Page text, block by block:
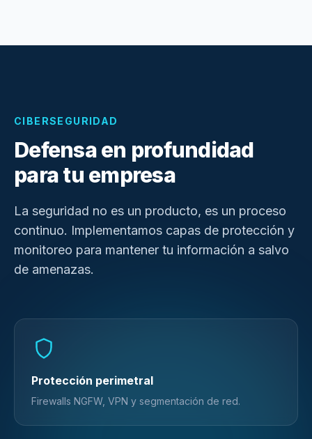
CIBERSEGURIDAD
Defensa en profundidad
para tu empresa
La seguridad no es un producto, es un proceso
continuo. Implementamos capas de protección y
monitoreo para mantener tu información a salvo
de amenazas.
Protección perimetral
Firewalls NGFW, VPN y segmentación de red.